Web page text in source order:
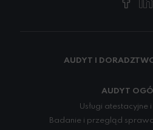
AUDYT I
AUDYT
Usługi atestacyjne
Badanie i przegląd